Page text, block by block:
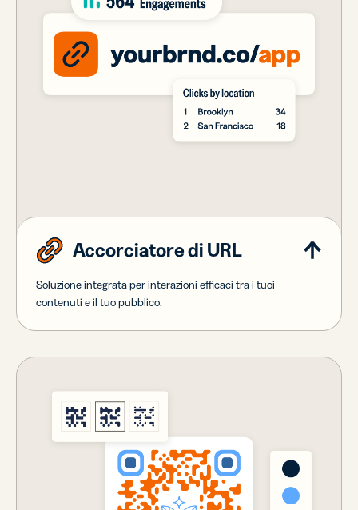
Accorciatore di URL
Soluzione integrata per interazioni efficaci tra i tuoi
contenuti e il tuo pubblico.